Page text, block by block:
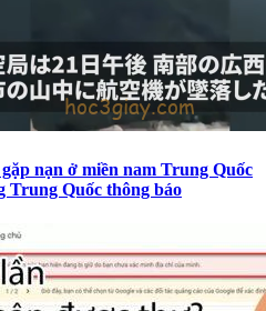
nạn ở miền nam Trung Quốc
Trung Quốc thông báo